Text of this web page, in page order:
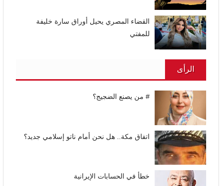
القضاء المصري يحيل أوراق سارة خليفة
للمفتي
الرأى
# من يصنع الضجيج؟
اتفاق مكة.. هل نحن أمام ناتو إسلامي جديد؟
خطأ في الحسابات الإيرانية